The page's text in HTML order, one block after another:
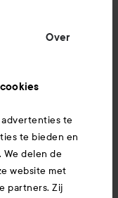
Over
te
te bieden en
delen de
website met
partners. Zij